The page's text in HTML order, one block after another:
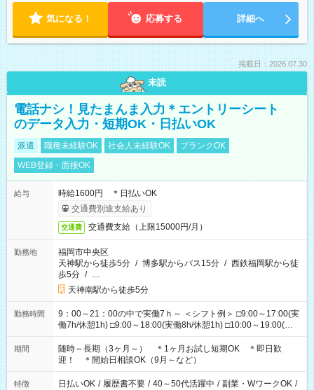
気になる！ 応募する 詳細へ
掲載日：2026.07.30
未読
電話ナシ！見たまんま入力＊エントリーシート
のデータ入力・短期OK・日払いOK
派遣 職種未経験OK 社会人未経験OK
ブランクOK
WEB登録・面接OK
給与
時給1600円 ＊日払いOK
交通費別途支給あり
交通費 交通費支給（上限15000円/月）
勤務地
福岡市中央区
天神駅から徒歩5分 / 博多駅からバス15分 / 西鉄福岡駅から徒
歩5分 / …
天神南駅から徒歩5分
勤務時間
9：00～21：00の中で実働7ｈ～ ＜シフト例＞ □9:00～17:00(実
働7h/休憩1h) □9:00～18:00(実働8h/休憩1h) □10:00～19:00(実
働8h/休憩1h) □11:00～20:00(実働8h/休憩1h) □12:00～20:00(実
働7h/休憩1h) □12:00～21:00(実働7h/休憩1h) ＊固定OK ＊選べ
る時間帯！
期間
随時～長期（3ヶ月～） ＊1ヶ月お試し短期OK ＊即日歓
迎！ ＊開始日相談OK（9月～など）
特徴 日払いOK / 履歴書不要 / 40～50代活躍中 / 副業・WワークOK /